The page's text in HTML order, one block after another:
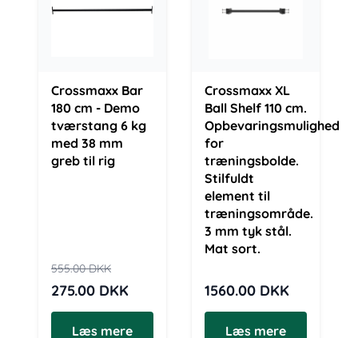
Crossmaxx Bar
180 cm - Demo
tværstang 6 kg
med 38 mm
greb til rig
555.00DKK
275.00 DKK
Læs mere
Crossmaxx XL
Ball Shelf 110 cm.
Opbevaringsmulighed
for
træningsbolde.
Stilfuldt
element til
træningsområde.
3 mm tyk stål.
Mat sort.
1560.00 DKK
Læs mere